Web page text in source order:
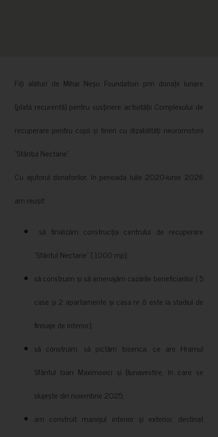
Fiți alături de Mihai Neșu Foundation prin donații lunare
(plată recurentă) pentru susținere activității Complexului de
recuperare pentru copii și tineri cu dizabilități neuromotorii
”Sfântul Nectarie”.
Cu ajutorul donatorilor, în perioada iulie 2020-iunie 2026
am reușit:
să finalizăm construcția centrului de recuperare
”Sfântul Nectarie” ( 1000 mp);
să construim și să amenajăm cazările beneficiarilor ( 5
case și 2 apartamente și casa nr 8 este la stadiul de
finisaje de interior);
să construim, să pictăm biserica, ce are Hramul
Sfântul Ioan Maximovici și Bunavestire, în care se
slujește din noiembrie 2025;
am construit manejul interior și exterior, destinat